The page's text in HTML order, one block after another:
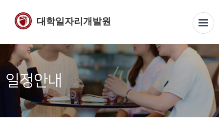
대학일자리개발원
일정안내